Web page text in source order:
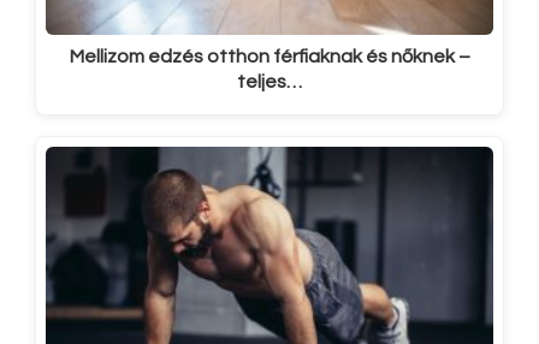
Mellizom edzés otthon férfiaknak és nőknek –
teljes…